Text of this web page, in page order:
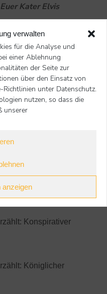
verwalten
für die Analyse und
einer Ablehnung
der Seite zur
über den Einsatz von
Richtlinien unter Datenschutz.
nutzen, so dass die
unserer
anzeigen
Euer Kater Elvis
Beitrag
Beitrag
Konspirativer
Königlicher